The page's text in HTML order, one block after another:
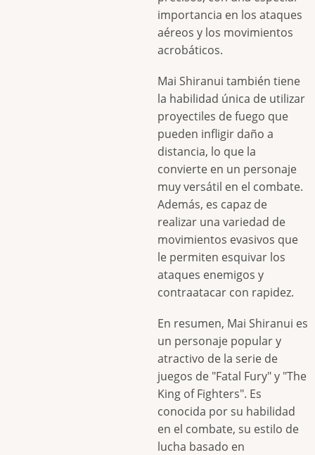
importancia en los ataques
aéreos y los movimientos
acrobáticos.
Mai Shiranui también tiene
la habilidad única de utilizar
proyectiles de fuego que
pueden infligir daño a
distancia, lo que la
convierte en un personaje
muy versátil en el combate.
Además, es capaz de
realizar una variedad de
movimientos evasivos que
le permiten esquivar los
ataques enemigos y
contraatacar con rapidez.
En resumen, Mai Shiranui es
un personaje popular y
atractivo de la serie de
juegos de "Fatal Fury" y "The
King of Fighters". Es
conocida por su habilidad
en el combate, su estilo de
lucha basado en